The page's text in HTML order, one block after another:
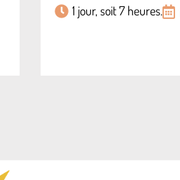
1 jour, soit 7 heures.